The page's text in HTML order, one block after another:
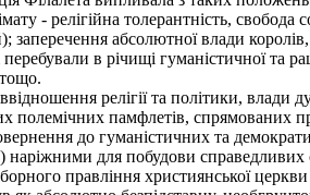
- релігійна толерантність,
заперечення абсолютної влади
перебували в річищі гуманістичної та
релігії та політики, влади
полемічних памфлетів, спрямованих
до гуманістичних та
наріжними для побудови справедливих
правління християнської